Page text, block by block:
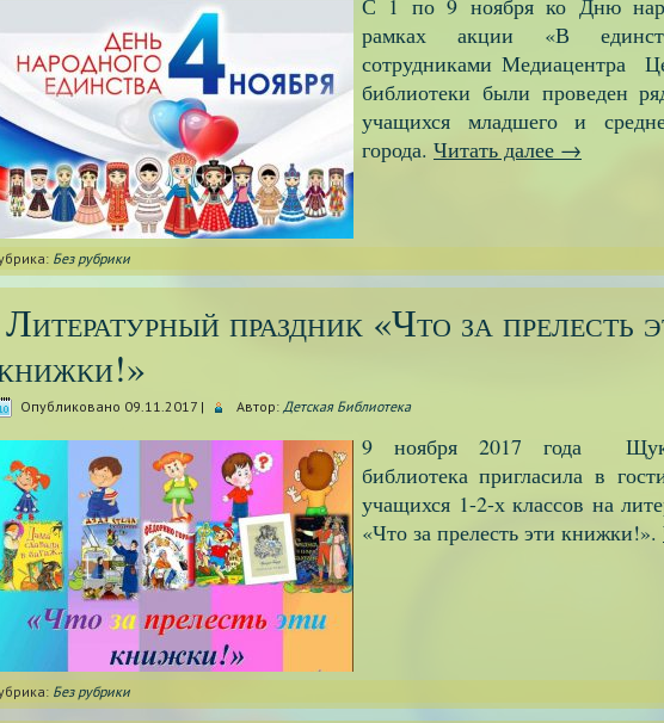
С 1 по 9 ноября ко Дню
рамках акции «В
сотрудниками Медиацентра
библиотеки были проведен
учащихся младшего и
города. Читать далее →
Без рубрики
Литературный праздник «Что за прелесть
Опубликовано 09.11.2017 | Автор: Детская Библиотека
9 ноября 2017 года
библиотека пригласила в
учащихся 1-2-х классов на
«Что за прелесть эти книжки!».
Без рубрики